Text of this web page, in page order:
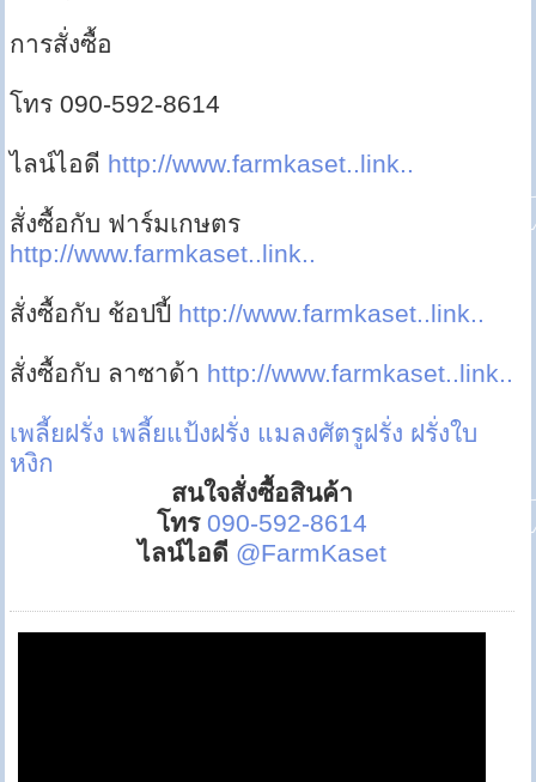
การสั่งซื้อ
โทร 090-592-8614
ไลน์ไอดี http://www.farmkaset..link..
สั่งซื้อกับ ฟาร์มเกษตร
http://www.farmkaset..link..
สั่งซื้อกับ ช้อปปี้ http://www.farmkaset..link..
สั่งซื้อกับ ลาซาด้า http://www.farmkaset..link..
เพลี้ยฝรั่ง เพลี้ยแป้งฝรั่ง แมลงศัตรูฝรั่ง ฝรั่งใบ
หงิก
สนใจสั่งซื้อสินค้า
โทร 090-592-8614
ไลน์ไอดี @FarmKaset